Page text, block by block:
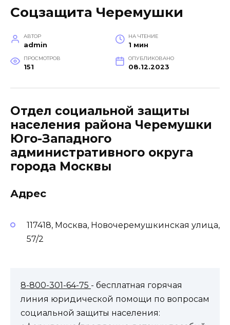
Соцзащита Черемушки
АВТОР
admin
НА ЧТЕНИЕ
1 мин
ПРОСМОТРОВ
151
ОПУБЛИКОВАНО
08.12.2023
Отдел социальной защиты
населения района Черемушки
Юго-Западного
административного округа
города Москвы
Адрес
117418, Москва, Новочеремушкинская улица,
57/2
8-800-301-64-75 - бесплатная горячая
линия юридической помощи по вопросам
социальной защиты населения: